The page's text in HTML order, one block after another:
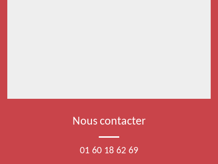
Nous contacter
01 60 18 62 69